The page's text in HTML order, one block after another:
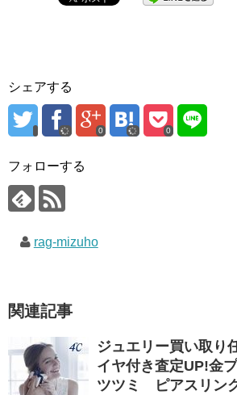
シェアする
0 0
フォローする
rag-mizuho
関連記事
ジュエリー買い取り
イヤ付き査定UP!
ツツミ ピアスリン